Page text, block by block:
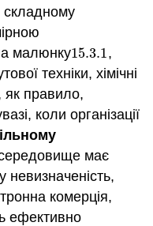
складному
малюнку15.3.1
15.3.1,
техніки, хімічні
як правило,
коли організації
має
невизначеність,
комерція,
ефективно